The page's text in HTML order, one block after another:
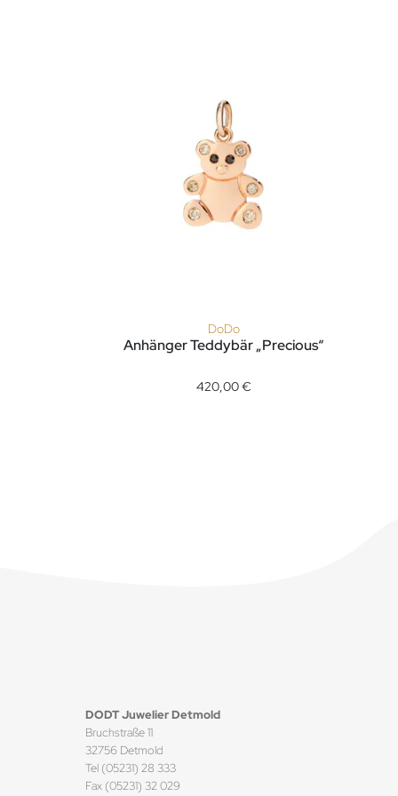
DoDo
Anhänger Teddybär „Precious“
420,00 €
DODT Juwelier Detmold
Bruchstraße 11
32756 Detmold
Tel (05231) 28 333
Fax (05231) 32 029